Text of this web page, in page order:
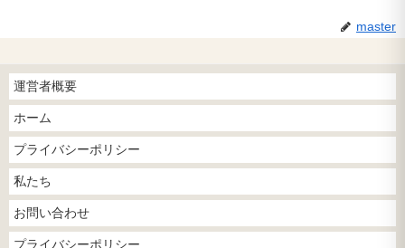
master
運営者概要
ホーム
プライバシーポリシー
私たち
お問い合わせ
プライバシーポリシー